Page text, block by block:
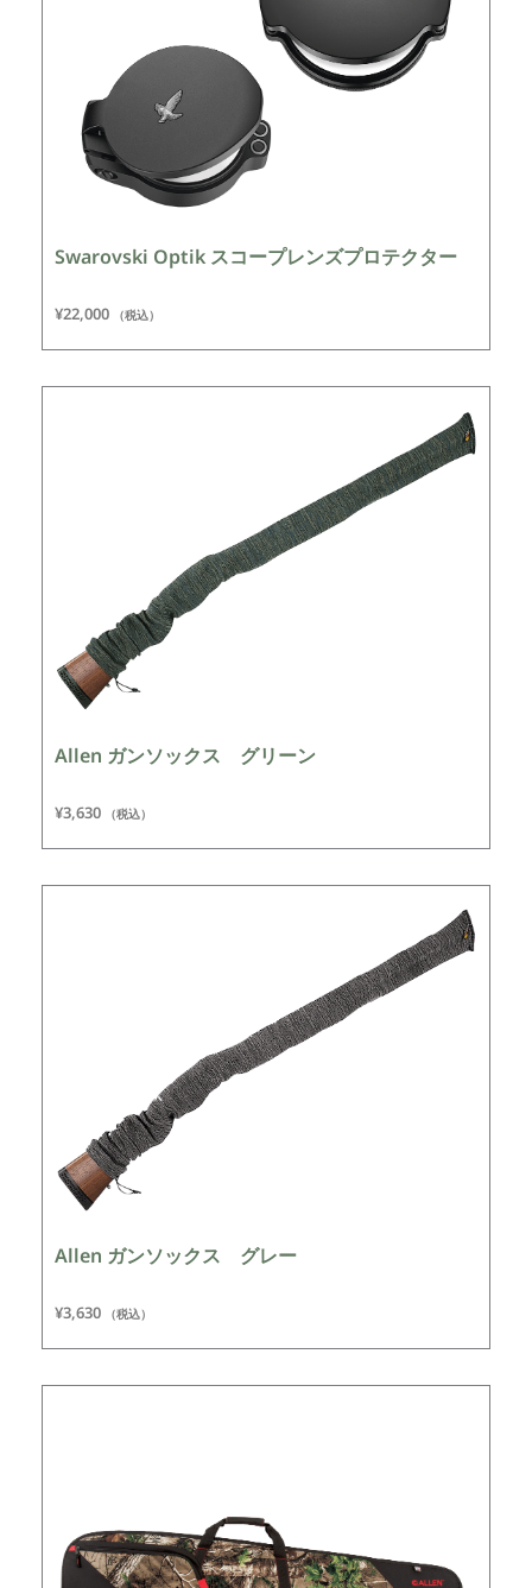
Swarovski Optik スコープレンズプロテクター
¥22,000 （税込）
Allen ガンソックス グリーン
¥3,630 （税込）
Allen ガンソックス グレー
¥3,630 （税込）